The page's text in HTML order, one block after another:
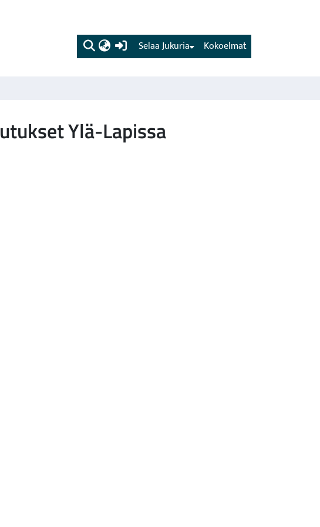
(current) Kokoelmat
Selaa Jukuria
Ylä-Lapissa